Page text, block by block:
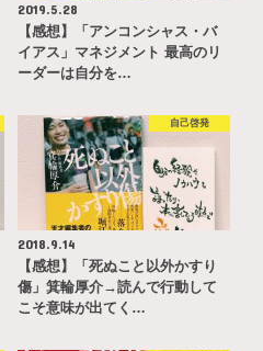
2019.5.28
【感想】「アンコンシャス・バ
イアス」マネジメント 最高のリ
ーダーは自分を…
自己啓発
2018.9.14
【感想】「死ぬこと以外かすり
傷」箕輪厚介→読んで行動して
こそ意味が出てく…